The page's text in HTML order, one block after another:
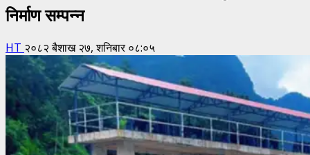
निर्माण सम्पन्न
HT २०८२ बैशाख २७, शनिबार ०८:०५